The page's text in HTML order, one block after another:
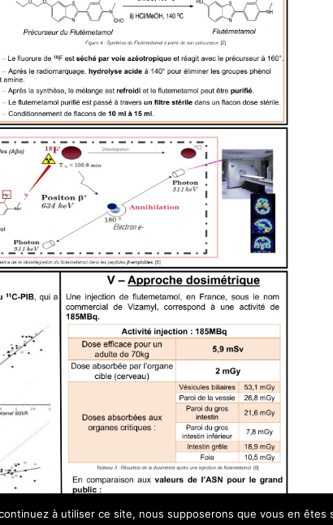
à utiliser ce site, nous supposerons que vous en êtes